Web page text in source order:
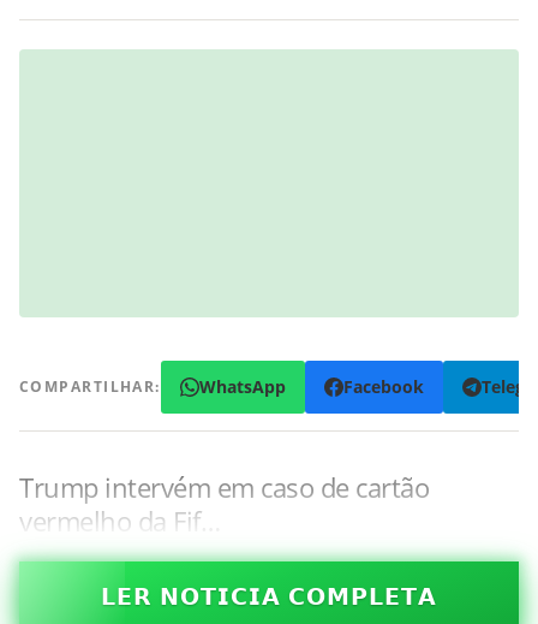
COMPARTILHAR: WhatsApp Facebook
Trump intervém em caso de cartão
vermelho da Fif…
𝗟𝗘𝗥 𝗡𝗢𝗧𝗜𝗖𝗜𝗔 𝗖𝗢𝗠𝗣𝗟𝗘𝗧𝗔